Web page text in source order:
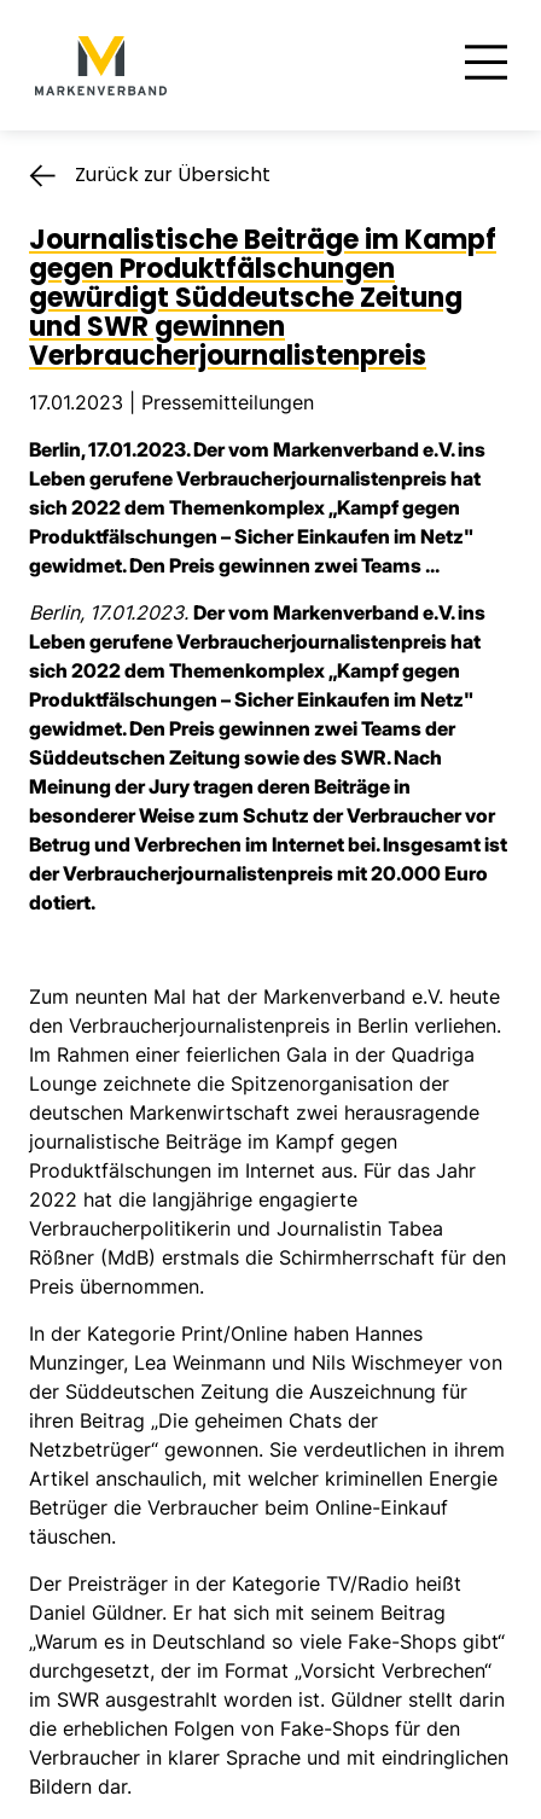
Hauptnavigation
Zurück zur Übersicht
Journalistische Beiträge im Kampf
gegen Produktfälschungen
gewürdigt Süddeutsche Zeitung
und SWR gewinnen
Verbraucherjournalistenpreis
17.01.2023 | Pressemitteilungen
Berlin, 17.01.2023. Der vom Markenverband e.V. ins
Leben gerufene Verbraucherjournalistenpreis hat
sich 2022 dem Themenkomplex „Kampf gegen
Produktfälschungen – Sicher Einkaufen im Netz"
gewidmet. Den Preis gewinnen zwei Teams ...
Berlin, 17.01.2023. Der vom Markenverband e.V. ins
Leben gerufene Verbraucherjournalistenpreis hat
sich 2022 dem Themenkomplex „Kampf gegen
Produktfälschungen – Sicher Einkaufen im Netz"
gewidmet. Den Preis gewinnen zwei Teams der
Süddeutschen Zeitung sowie des SWR. Nach
Meinung der Jury tragen deren Beiträge in
besonderer Weise zum Schutz der Verbraucher vor
Betrug und Verbrechen im Internet bei. Insgesamt ist
der Verbraucherjournalistenpreis mit 20.000 Euro
dotiert.
Zum neunten Mal hat der Markenverband e.V. heute
den Verbraucherjournalistenpreis in Berlin verliehen.
Im Rahmen einer feierlichen Gala in der Quadriga
Lounge zeichnete die Spitzenorganisation der
deutschen Markenwirtschaft zwei herausragende
journalistische Beiträge im Kampf gegen
Produktfälschungen im Internet aus. Für das Jahr
2022 hat die langjährige engagierte
Verbraucherpolitikerin und Journalistin Tabea
Rößner (MdB) erstmals die Schirmherrschaft für den
Preis übernommen.
In der Kategorie Print/Online haben Hannes
Munzinger, Lea Weinmann und Nils Wischmeyer von
der Süddeutschen Zeitung die Auszeichnung für
ihren Beitrag „Die geheimen Chats der
Netzbetrüger“ gewonnen. Sie verdeutlichen in ihrem
Artikel anschaulich, mit welcher kriminellen Energie
Betrüger die Verbraucher beim Online-Einkauf
täuschen.
Der Preisträger in der Kategorie TV/Radio heißt
Daniel Güldner. Er hat sich mit seinem Beitrag
„Warum es in Deutschland so viele Fake-Shops gibt“
durchgesetzt, der im Format „Vorsicht Verbrechen“
im SWR ausgestrahlt worden ist. Güldner stellt darin
die erheblichen Folgen von Fake-Shops für den
Verbraucher in klarer Sprache und mit eindringlichen
Bildern dar.